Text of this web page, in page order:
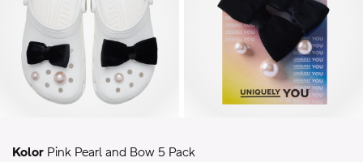
Kolor Pink Pearl and Bow 5 Pack